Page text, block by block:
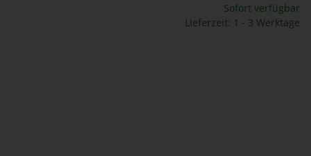
Sofort verfügbar
Lieferzeit: 1 - 3 Werktage